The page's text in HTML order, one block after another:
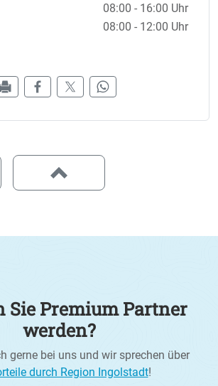
08:00 - 16:00 Uhr
08:00 - 12:00 Uhr
Sie Premium Partner
werden?
gerne bei uns und wir sprechen über
durch Region Ingolstadt!